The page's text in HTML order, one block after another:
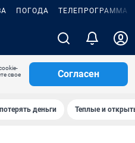
ПОГОДА ТЕЛЕПРОГРАММА
свое
Согласен
деньги Теплые и